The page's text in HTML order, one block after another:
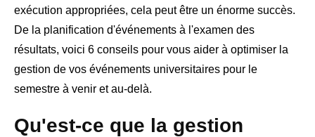
exécution appropriées, cela peut être un énorme succès.
De la planification d'événements à l'examen des
résultats, voici 6 conseils pour vous aider à optimiser la
gestion de vos événements universitaires pour le
semestre à venir et au-delà.
Qu'est-ce que la gestion